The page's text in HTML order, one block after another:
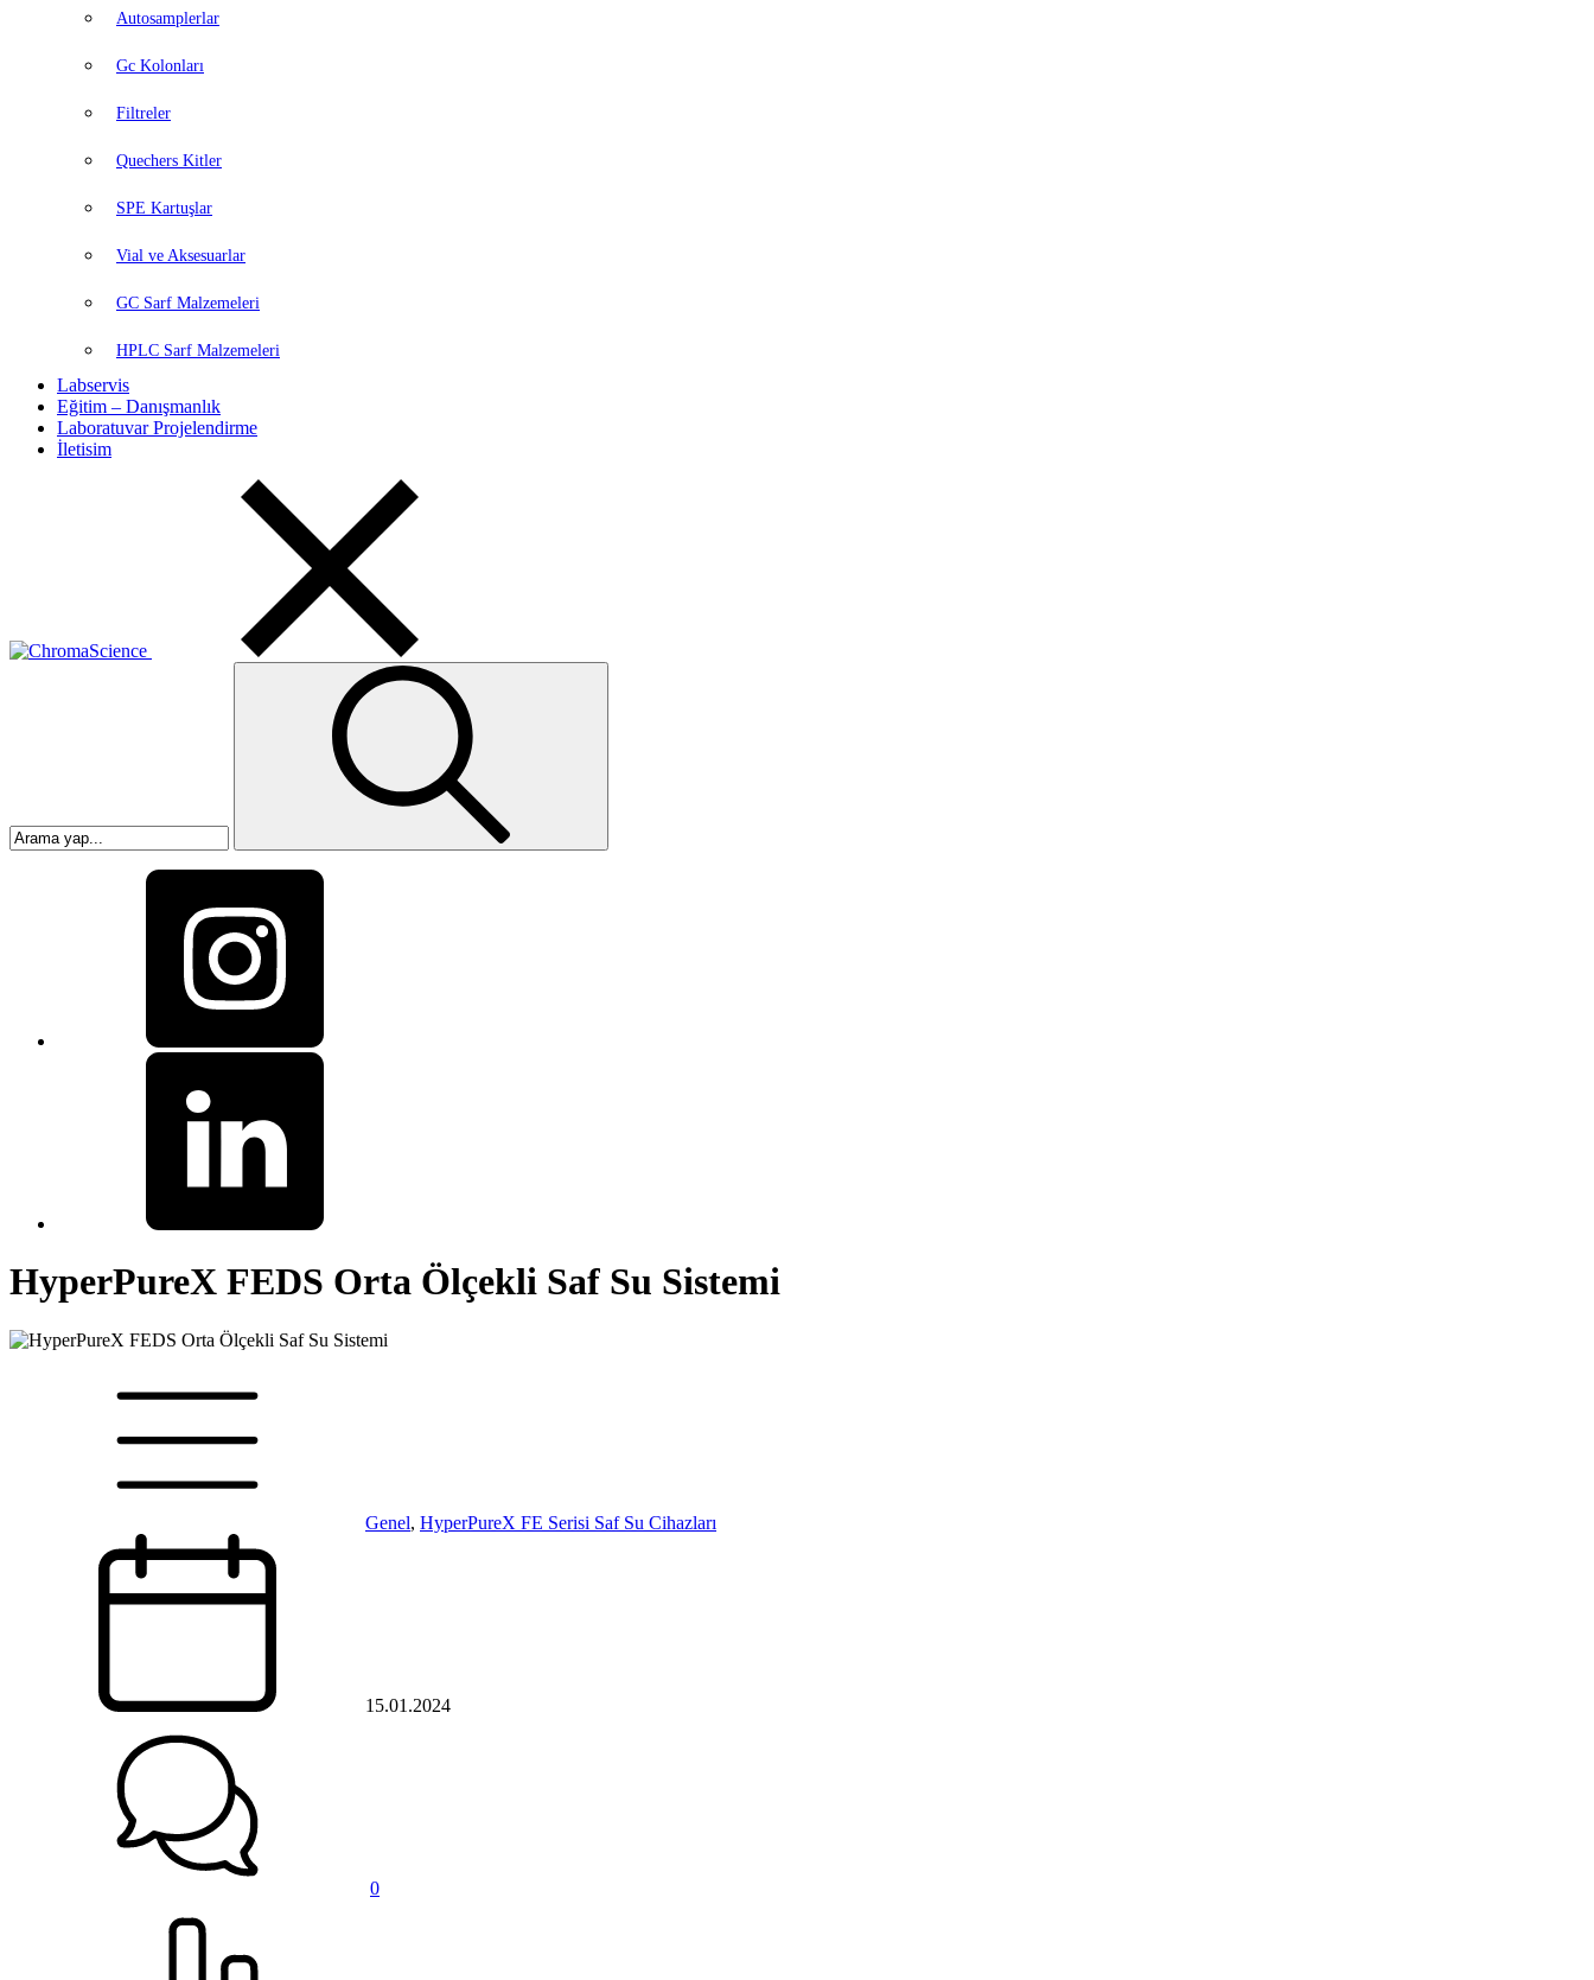
Autosamplerlar
Gc Kolonları
Filtreler
Quechers Kitler
SPE Kartuşlar
Vial ve Aksesuarlar
GC Sarf Malzemeleri
HPLC Sarf Malzemeleri
Labservis
Eğitim – Danışmanlık
Laboratuvar Projelendirme
İletisim
HyperPureX FEDS Orta Ölçekli Saf Su Sistemi
Genel, HyperPureX FE Serisi Saf Su Cihazları
15.01.2024
0